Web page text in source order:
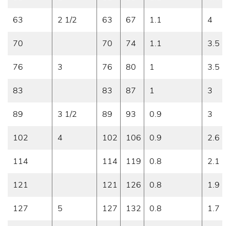
63 2 1/2 63 67 1.1 4
70 70 74 1.1 3.5
76 3 76 80 1 3.5
83 83 87 1 3
89 3 1/2 89 93 0.9 3
102 4 102 106 0.9 2.6
114 114 119 0.8 2.1
121 121 126 0.8 1.9
127 5 127 132 0.8 1.7